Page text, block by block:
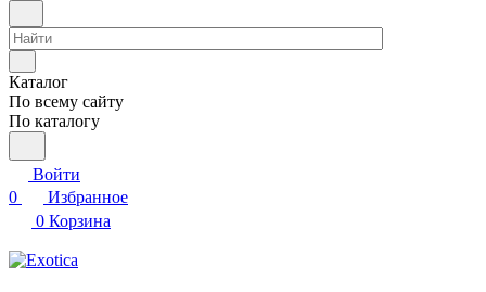
Каталог
По всему сайту
По каталогу
Войти
0
Избранное
0 Корзина